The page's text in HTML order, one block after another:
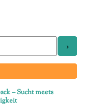
– Sucht meets